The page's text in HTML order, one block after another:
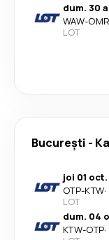
dum. 30
WAW-OMR
LOT
București -
joi 01 oct.
OTP-KTW·
LOT
dum. 04
KTW-OTP·